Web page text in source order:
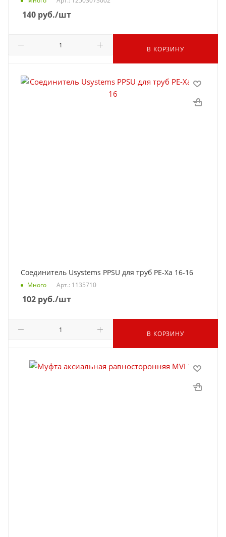
140 руб./шт
В КОРЗИНУ
Соединитель Usystems PPSU для труб PE-Xa 16-16
Много Арт.: 1135710
102 руб./шт
В КОРЗИНУ